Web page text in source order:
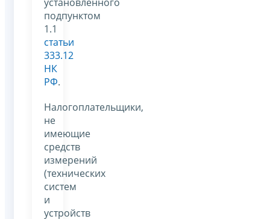
подпунктом
1.1
статьи
333.12
НК
РФ.
Налогоплательщики,
не
имеющие
средств
измерений
(технических
систем
и
устройств